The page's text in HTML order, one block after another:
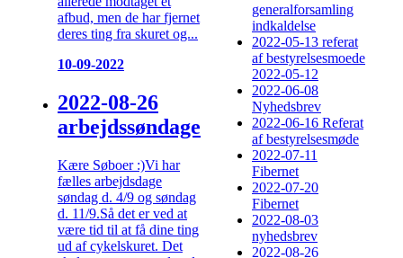
afbud, men de har fjernet
deres ting fra skuret og...
10-09-2022
2022-08-26
arbejdssøndage
Kære Søboer :)Vi har
fælles arbejdsdage
søndag d. 4/9 og søndag
d. 11/9.Så det er ved at
være tid til at få dine ting
ud af cykelskuret. Det
generalforsamling
indkaldelse
2022-05-13 referat
af bestyrelsesmoede
2022-05-12
2022-06-08
Nyhedsbrev
2022-06-16 Referat
af bestyrelsesmøde
2022-07-11
Fibernet
2022-07-20
Fibernet
2022-08-03
nyhedsbrev
2022-08-26